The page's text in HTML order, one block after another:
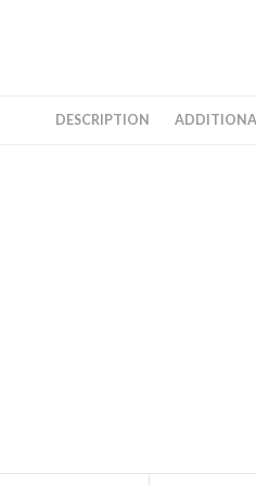
DESCRIPTION